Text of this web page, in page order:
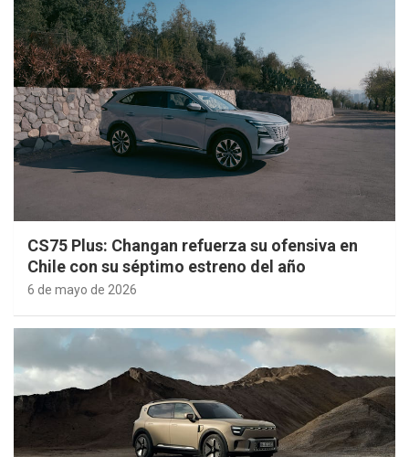
CS75 Plus: Changan refuerza su ofensiva en
Chile con su séptimo estreno del año
6 de mayo de 2026